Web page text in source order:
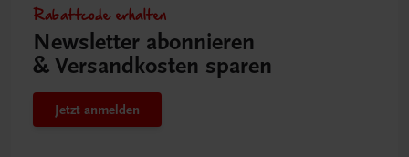
Rabattcode erhalten
Newsletter abonnieren
& Versandkosten sparen
Jetzt anmelden